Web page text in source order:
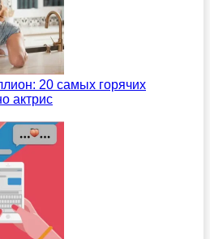
20 самых горячих
актрис